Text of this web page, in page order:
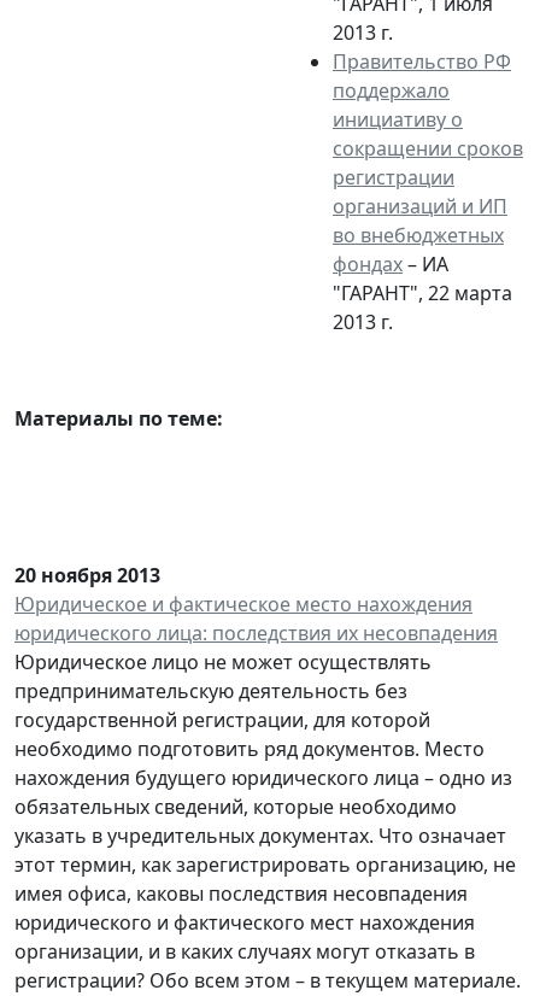
2013 г.
Правительство РФ
поддержало
инициативу о
сокращении сроков
регистрации
организаций и ИП
во внебюджетных
фондах– ИА
"ГАРАНТ", 22 марта
2013 г.
Материалы по теме:
20 ноября 2013
Юридическое и фактическое место нахождения
юридического лица: последствия их несовпадения
Юридическое лицо не может осуществлять
предпринимательскую деятельность без
государственной регистрации, для которой
необходимо подготовить ряд документов. Место
нахождения будущего юридического лица – одно из
обязательных сведений, которые необходимо
указать в учредительных документах. Что означает
этот термин, как зарегистрировать организацию, не
имея офиса, каковы последствия несовпадения
юридического и фактического мест нахождения
организации, и в каких случаях могут отказать в
регистрации? Обо всем этом – в текущем материале.